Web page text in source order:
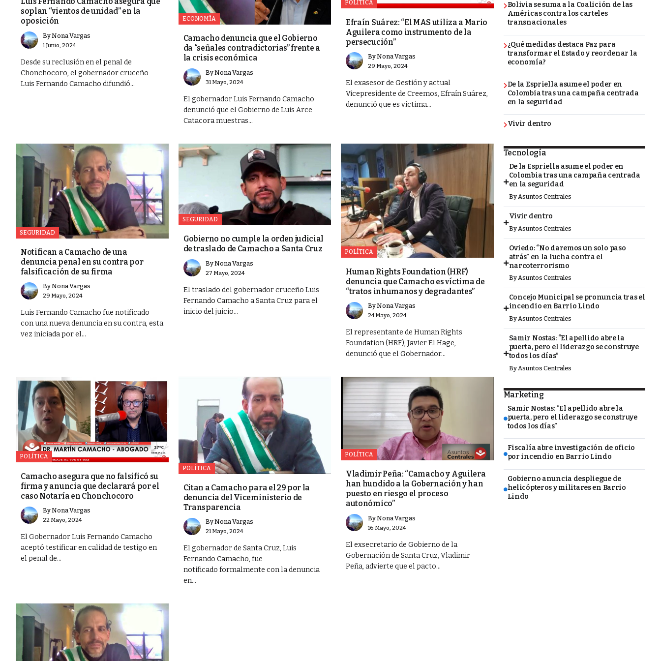
tras 36
soplan “vientos de unidad” en la
oposición
ByNona Vargas
1 Junio, 2024
Desde su reclusión en el penal de
Chonchocoro, el gobernador cruceño
Luis Fernando Camacho difundió...
ECONOMÍA
Camacho denuncia que el Gobierno
da “señales contradictorias” frente a
la crisis económica
ByNona Vargas
31 Mayo, 2024
El gobernador Luis Fernando Camacho
denunció que el Gobierno de Luis Arce
Catacora muestras...
POLÍTICA
Efraín Suárez: “El MAS utiliza a Mario
Aguilera como instrumento de la
persecución”
ByNona Vargas
29 Mayo, 2024
El exasesor de Gestión y actual
Vicepresidente de Creemos, Efraín Suárez,
denunció que es víctima...
SEGURIDAD
Notifican a Camacho de una
denuncia penal en su contra por
falsificación de su firma
ByNona Vargas
29 Mayo, 2024
Luis Fernando Camacho fue notificado
con una nueva denuncia en su contra, esta
vez iniciada por el...
SEGURIDAD
Gobierno no cumple la orden judicial
de traslado de Camacho a Santa Cruz
ByNona Vargas
27 Mayo, 2024
El traslado del gobernador cruceño Luis
Fernando Camacho a Santa Cruz para el
inicio del juicio...
POLÍTICA
Human Rights Foundation (HRF)
denuncia que Camacho es víctima de
“tratos inhumanos y degradantes”
ByNona Vargas
24 Mayo, 2024
El representante de Human Rights
Foundation (HRF), Javier El Hage,
denunció que el Gobernador...
POLÍTICA
Camacho asegura que no falsificó su
firma y anuncia que declarará por el
caso Notaría en Chonchocoro
ByNona Vargas
22 Mayo, 2024
El Gobernador Luis Fernando Camacho
aceptó testificar en calidad de testigo en
el penal de...
POLÍTICA
Citan a Camacho para el 29 por la
denuncia del Viceministerio de
Transparencia
ByNona Vargas
21 Mayo, 2024
El gobernador de Santa Cruz, Luis
Fernando Camacho, fue
notificado formalmente con la denuncia
en...
POLÍTICA
Vladimir Peña: “Camacho y Aguilera
han hundido a la Gobernación y han
puesto en riesgo el proceso
autonómico”
ByNona Vargas
16 Mayo, 2024
El exsecretario de Gobierno de la
Gobernación de Santa Cruz, Vladimir
Peña, advierte que el pacto...
Bolivia se suma a la Coalición de las
Américas contra los carteles
transnacionales
¿Qué medidas destaca Paz para
transformar el Estado y reordenar la
economía?
De la Espriella asume el poder en
Colombia tras una campaña centrada
en la seguridad
Vivir dentro
Tecnología
De la Espriella asume el poder en
Colombia tras una campaña centrada
en la seguridad
By Asuntos Centrales
Vivir dentro
By Asuntos Centrales
Oviedo: “No daremos un solo paso
atrás” en la lucha contra el
narcoterrorismo
ByAsuntos Centrales
Concejo Municipal se pronuncia tras el
incendio en Barrio Lindo
By Asuntos Centrales
Samir Nostas: “El apellido abre la
puerta, pero el liderazgo se construye
todos los días”
By Asuntos Centrales
Marketing
Samir Nostas: “El apellido abre la
puerta, pero el liderazgo se construye
todos los días”
Fiscalía abre investigación de oficio
por incendio en Barrio Lindo
Gobierno anuncia despliegue de
helicópteros y militares en Barrio
Lindo